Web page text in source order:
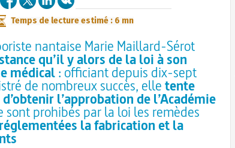
Temps de lecture estimé : 6 mn
nantaise Marie Maillard-Sérot
qu’il y alors de la loi à son
médical: officiant depuis dix-sept
de nombreux succès, elletente
l’approbation de l’Académie
prohibés par la loi les remèdes
la fabrication et la